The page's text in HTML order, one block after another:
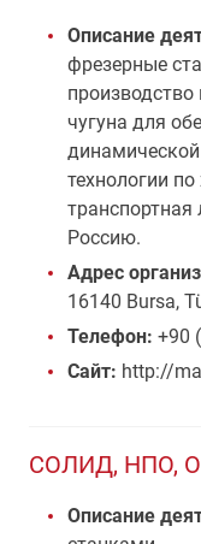
Описание
фрезерные
производство
чугуна для
динамической
технологии
транспортная
Россию.
Адрес
16140 Bursa,
Телефон: +90
Сайт: http://
СОЛИД, НПО,
Описание